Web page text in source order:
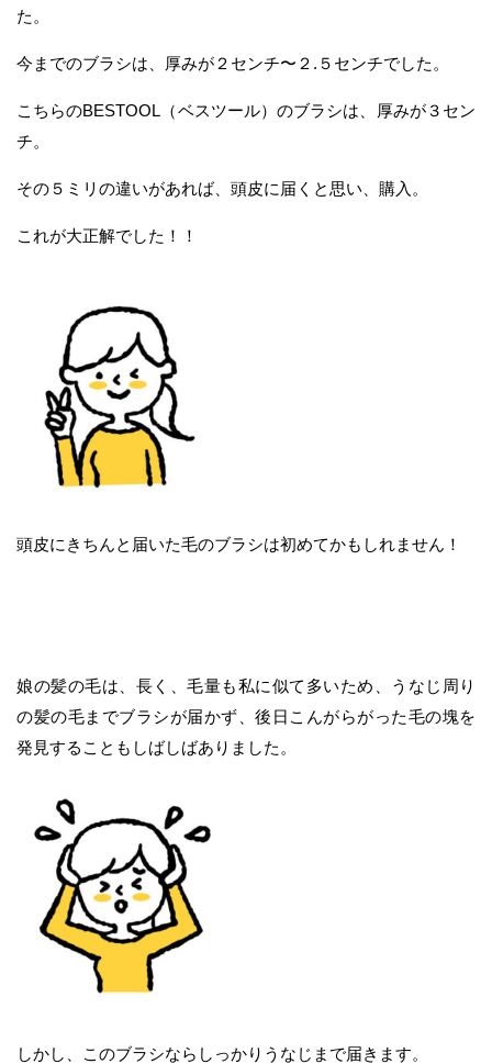
た。
今までのブラシは、厚みが２センチ〜２.５センチでした。
こちらのBESTOOL（ベスツール）のブラシは、厚みが３セン
チ。
その５ミリの違いがあれば、頭皮に届くと思い、購入。
これが大正解でした！！
頭皮にきちんと届いた毛のブラシは初めてかもしれません！
娘の髪の毛は、長く、毛量も私に似て多いため、うなじ周り
の髪の毛までブラシが届かず、後日こんがらがった毛の塊を
発見することもしばしばありました。
しかし、このブラシならしっかりうなじまで届きます。